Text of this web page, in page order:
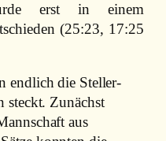
erst in einem
(25:23, 17:25
endlich die Steller-
steckt. Zunächst
aus